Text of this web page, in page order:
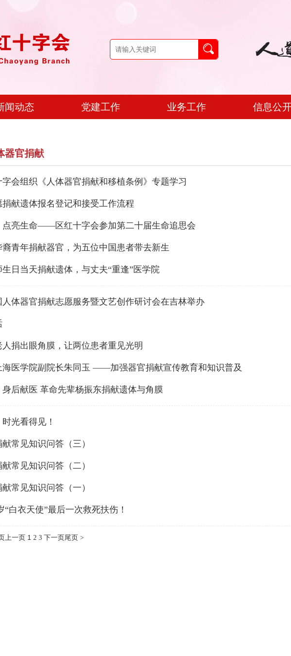
闻动态 党建工作 业务工作 信息公
器官捐献
会组织《人体器官捐献和移植条例》专题学习
献遗体报名登记和接受工作流程
点亮生命——区红十字会参加第二十届生命追思会
青年捐献器官，为五位中国患者带去新生
生日当天捐献遗体，与丈夫“重逢”医学院
人体器官捐献志愿服务暨文艺创作研讨会在吉林举办
人捐出眼角膜，让两位患者重见光明
海医学院副院长朱同玉 ——加强器官捐献宣传教育和知识普及
后献医 革命先辈杨振东捐献遗体与角膜
光看得见！
常见知识问答（三）
常见知识问答（二）
常见知识问答（一）
“白衣天使”最后一次救死扶伤！
上一页 1 2 3 下一页尾页 >